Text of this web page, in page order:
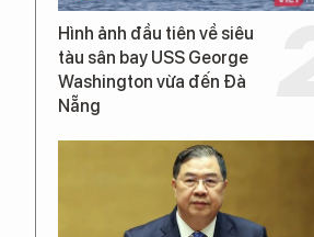
Hình ảnh đầu tiên về siêu
tàu sân bay USS George
Washington vừa đến Đà
Nẵng